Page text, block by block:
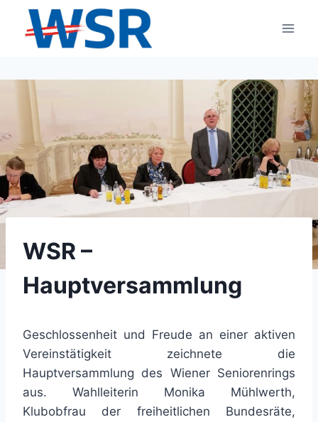
Inhalt
springen
WSR –
Hauptversammlung
Geschlossenheit und Freude an einer aktiven
Vereinstätigkeit zeichnete die
Hauptversammlung des Wiener Seniorenrings
aus. Wahlleiterin Monika Mühlwerth,
Klubobfrau der freiheitlichen Bundesräte,